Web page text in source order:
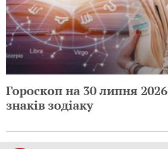
Гороскоп на 30 липня
знаків зодіаку